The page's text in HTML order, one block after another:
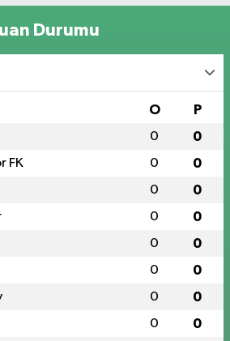
Durumu
O P
0 0
FK 0 0
0 0
0 0
0 0
0 0
0 0
0 0